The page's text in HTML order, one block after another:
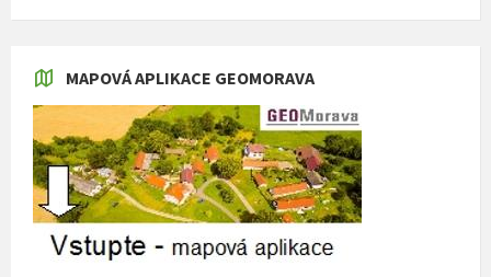
MAPOVÁ APLIKACE GEOMORAVA